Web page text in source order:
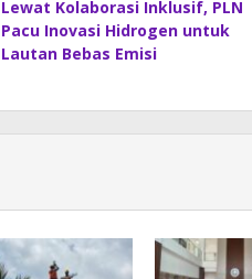
pos
Lewat Kolaborasi Inklusif, PLN
Pacu Inovasi Hidrogen untuk
Lautan Bebas Emisi